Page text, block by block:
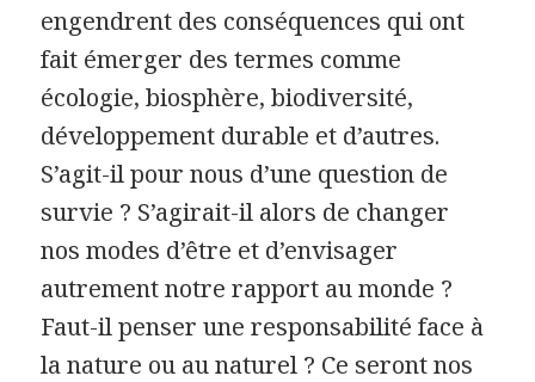
engendrent des conséquences qui ont
fait émerger des termes comme
écologie, biosphère, biodiversité,
développement durable et d’autres.
S’agit-il pour nous d’une question de
survie ? S’agirait-il alors de changer
nos modes d’être et d’envisager
autrement notre rapport au monde ?
Faut-il penser une responsabilité face à
la nature ou au naturel ? Ce seront nos